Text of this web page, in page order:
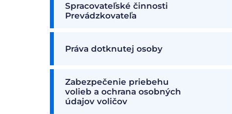
Spracovateľské činnosti
Prevádzkovateľa
Práva dotknutej osoby
Zabezpečenie priebehu
volieb a ochrana osobných
údajov voličov